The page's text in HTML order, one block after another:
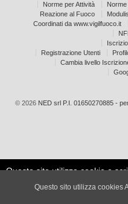
Norme per Attività
Reazione al Fuoco
Coordinati da www.vigilfuoco.it
Registrazione Utenti
Cambia livello
© 2026 NED srl P.I. 01650270885 -
Questo sito utilizza cookie e
esperienza.
Questo sito utilizza cookies